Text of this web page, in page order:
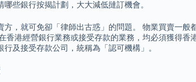
些銀行按揭計劃，大大減低撻訂機會。
，就可免卻「律師出古惑」的問題。 物業買賣一
香港經營銀行業務或接受存款的業務，均必須獲得
及接受存款公司，統稱為「認可機構」。